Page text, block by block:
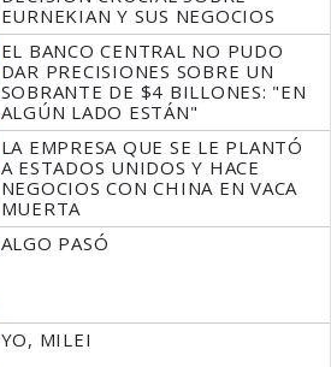
EURNEKIAN Y SUS NEGOCIOS
EL BANCO CENTRAL NO PUDO
DAR PRECISIONES SOBRE UN
SOBRANTE DE $4 BILLONES: "EN
ALGÚN LADO ESTÁN"
LA EMPRESA QUE SE LE PLANTÓ
A ESTADOS UNIDOS Y HACE
NEGOCIOS CON CHINA EN VACA
MUERTA
ALGO PASÓ
YO, MILEI